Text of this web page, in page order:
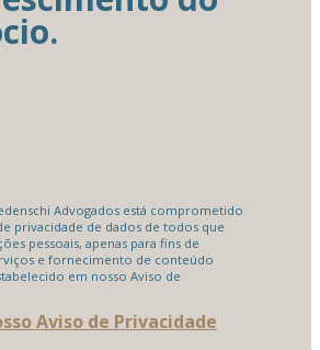
Advogados está comprometido
privacidade de dados de todos que
pessoais, apenas para fins de
e fornecimento de conteúdo
em nosso Aviso de
Aviso de Privacidade